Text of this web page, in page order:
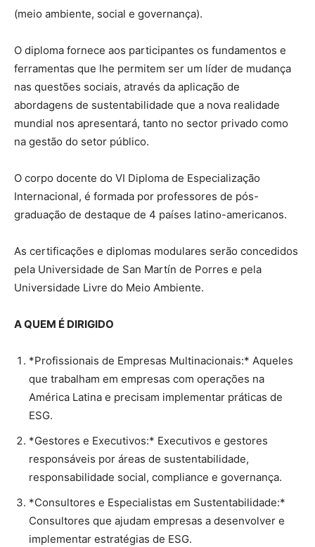
(meio ambiente, social e governança).
O diploma fornece aos participantes os fundamentos e
ferramentas que lhe permitem ser um líder de mudança
nas questões sociais, através da aplicação de
abordagens de sustentabilidade que a nova realidade
mundial nos apresentará, tanto no sector privado como
na gestão do setor público.
O corpo docente do VI Diploma de Especialização
Internacional, é formada por professores de pós-
graduação de destaque de 4 países latino-americanos.
As certificações e diplomas modulares serão concedidos
pela Universidade de San Martín de Porres e pela
Universidade Livre do Meio Ambiente.
A QUEM É DIRIGIDO
*Profissionais de Empresas Multinacionais:* Aqueles
que trabalham em empresas com operações na
América Latina e precisam implementar práticas de
ESG.
*Gestores e Executivos:* Executivos e gestores
responsáveis por áreas de sustentabilidade,
responsabilidade social, compliance e governança.
*Consultores e Especialistas em Sustentabilidade:*
Consultores que ajudam empresas a desenvolver e
implementar estratégias de ESG.